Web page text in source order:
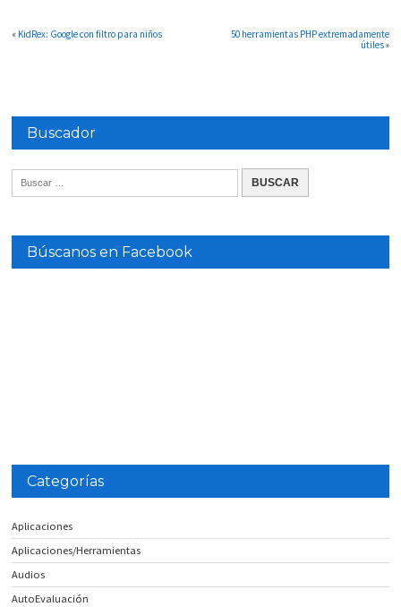
« KidRex: Google con filtro para niños
50 herramientas PHP extremadamente
útiles»
Buscador
Búscanos en Facebook
Categorías
Aplicaciones
Aplicaciones/Herramientas
Audios
AutoEvaluación